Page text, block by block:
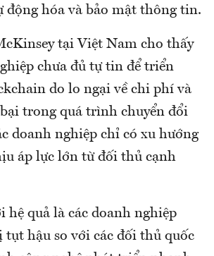
động hóa và bảo mật thông tin.
tại Việt Nam cho thấy
chưa đủ tự tin để triển
do lo ngại về chi phí và
trong quá trình chuyển đổi
doanh nghiệp chỉ có xu hướng
áp lực lớn từ đối thủ cạnh
hệ quả là các doanh nghiệp
tụt hậu so với các đối thủ quốc